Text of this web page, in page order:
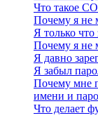
Что такое
Почему я не
Я только что
Почему я не
Я давно
Я забыл
Почему мне
имени и
Что делает